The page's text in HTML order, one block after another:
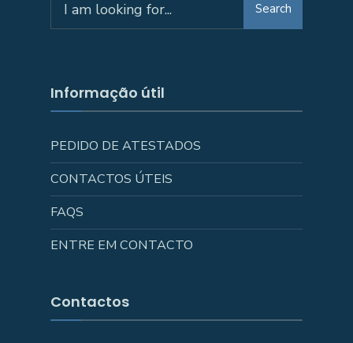
for:
Search
Informação útil
PEDIDO DE ATESTADOS
CONTACTOS ÚTEIS
FAQS
ENTRE EM CONTACTO
Contactos